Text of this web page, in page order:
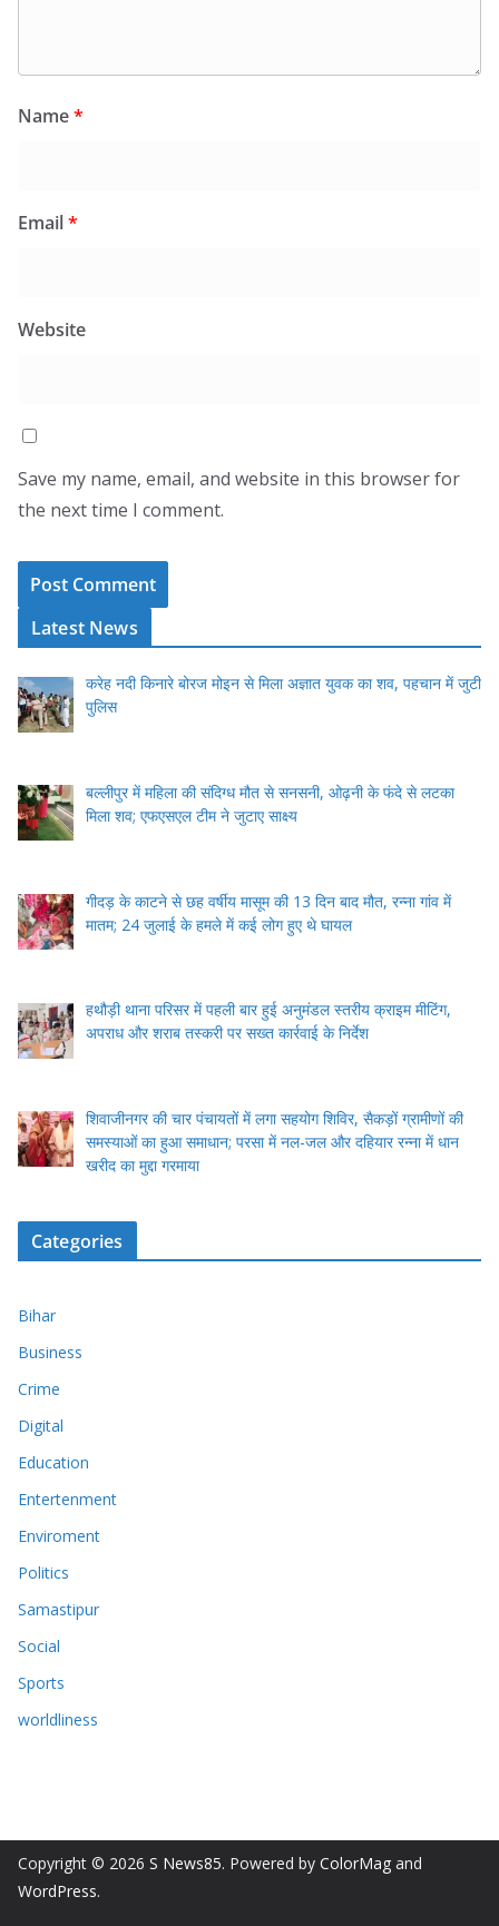
Name*
Email*
Website
Save my name, email, and website in this browser for
the next time I comment.
Latest News
करेह नदी किनारे बोरज मोइन से मिला अज्ञात युवक का शव, पहचान में जुटी
पुलिस
बल्लीपुर में महिला की संदिग्ध मौत से सनसनी, ओढ़नी के फंदे से लटका
मिला शव; एफएसएल टीम ने जुटाए साक्ष्य
गीदड़ के काटने से छह वर्षीय मासूम की 13 दिन बाद मौत, रन्ना गांव में
मातम; 24 जुलाई के हमले में कई लोग हुए थे घायल
हथौड़ी थाना परिसर में पहली बार हुई अनुमंडल स्तरीय क्राइम मीटिंग,
अपराध और शराब तस्करी पर सख्त कार्रवाई के निर्देश
शिवाजीनगर की चार पंचायतों में लगा सहयोग शिविर, सैकड़ों ग्रामीणों की
समस्याओं का हुआ समाधान; परसा में नल-जल और दहियार रन्ना में धान
खरीद का मुद्दा गरमाया
Categories
Bihar
Business
Crime
Digital
Education
Entertenment
Enviroment
Politics
Samastipur
Social
Sports
worldliness
Copyright © 2026 S News85. Powered by ColorMag and
WordPress.